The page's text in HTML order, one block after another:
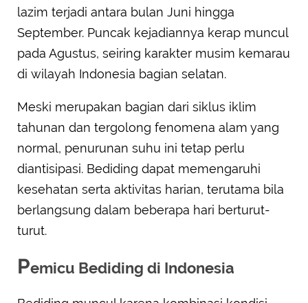
lazim terjadi antara bulan Juni hingga
September. Puncak kejadiannya kerap muncul
pada Agustus, seiring karakter musim kemarau
di wilayah Indonesia bagian selatan.
Meski merupakan bagian dari siklus iklim
tahunan dan tergolong fenomena alam yang
normal, penurunan suhu ini tetap perlu
diantisipasi. Bediding dapat memengaruhi
kesehatan serta aktivitas harian, terutama bila
berlangsung dalam beberapa hari berturut-
turut.
Pemicu Bediding di Indonesia